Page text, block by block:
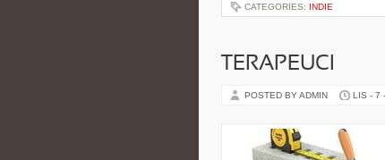
CATEGORIES: INDIE
TERAPEUCI
POSTED BY ADMIN LIS - 7